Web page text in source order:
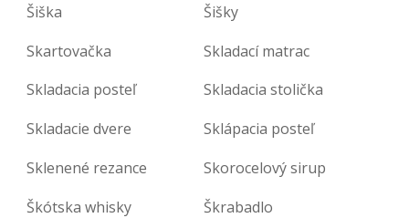
Šiška
Šišky
Skartovačka
Skladací matrac
Skladacia posteľ
Skladacia stolička
Skladacie dvere
Sklápacia posteľ
Sklenené rezance
Skorocelový sirup
Škótska whisky
Škrabadlo